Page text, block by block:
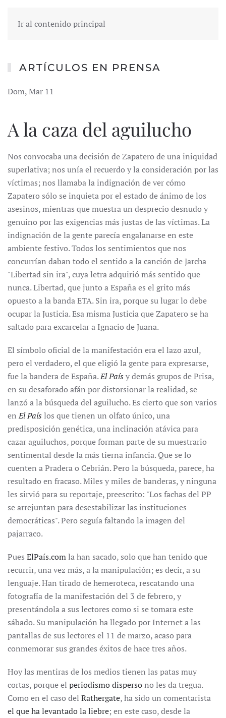
Ir al contenido principal
ARTÍCULOS EN PRENSA
Dom, Mar 11
A la caza del aguilucho
Nos convocaba una decisión de Zapatero de una iniquidad
superlativa; nos unía el recuerdo y la consideración por las
víctimas; nos llamaba la indignación de ver cómo
Zapatero sólo se inquieta por el estado de ánimo de los
asesinos, mientras que muestra un desprecio desnudo y
genuino por las exigencias más justas de las víctimas. La
indignación de la gente parecía engalanarse en este
ambiente festivo. Todos los sentimientos que nos
concurrían daban todo el sentido a la canción de Jarcha
"Libertad sin ira", cuya letra adquirió más sentido que
nunca. Libertad, que junto a España es el grito más
opuesto a la banda ETA. Sin ira, porque su lugar lo debe
ocupar la Justicia. Esa misma Justicia que Zapatero se ha
saltado para excarcelar a Ignacio de Juana.
El símbolo oficial de la manifestación era el lazo azul,
pero el verdadero, el que eligió la gente para expresarse,
fue la bandera de España.El País y demás grupos de Prisa,
en su desaforado afán por distorsionar la realidad, se
lanzó a la búsqueda del aguilucho. Es cierto que son varios
enEl País los que tienen un olfato único, una
predisposición genética, una inclinación atávica para
cazar aguiluchos, porque forman parte de su muestrario
sentimental desde la más tierna infancia. Que se lo
cuenten a Pradera o Cebrián. Pero la búsqueda, parece, ha
resultado en fracaso. Miles y miles de banderas, y ninguna
les sirvió para su reportaje, preescrito: "Los fachas del PP
se arrejuntan para desestabilizar las instituciones
democráticas". Pero seguía faltando la imagen del
pajarraco.
Pues ElPaís.comla han sacado, solo que han tenido que
recurrir, una vez más, a la manipulación; es decir, a su
lenguaje. Han tirado de hemeroteca, rescatando una
fotografía de la manifestación del 3 de febrero, y
presentándola a sus lectores como si se tomara este
sábado. Su manipulación ha llegado por Internet a las
pantallas de sus lectores el 11 de marzo, acaso para
conmemorar sus grandes éxitos de hace tres años.
Hoy las mentiras de los medios tienen las patas muy
cortas, porque el periodismo dispersono les da tregua.
Como en el caso del Rathergate, ha sido un comentarista
el que ha levantado la liebre; en este caso, desde la